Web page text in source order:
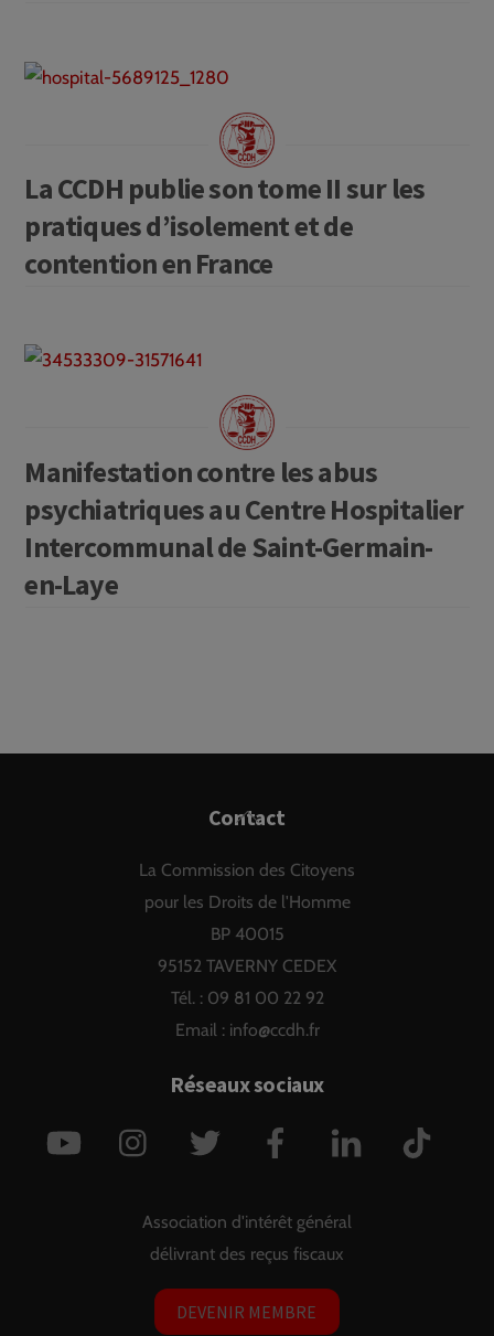
La CCDH publie son tome II sur les
pratiques d’isolement et de
contention en France
Manifestation contre les abus
psychiatriques au Centre Hospitalier
Intercommunal de Saint-Germain-
en-Laye
Back
Top
Contact
La Commission des Citoyens
pour les Droits de l'Homme
BP 40015
95152 TAVERNY CEDEX
Tél. : 09 81 00 22 92
Email : info@ccdh.fr
Réseaux sociaux
YouTube Instagram Twitter Facebook LinkedIn
Association d'intérêt général
délivrant des reçus fiscaux
DEVENIR MEMBRE